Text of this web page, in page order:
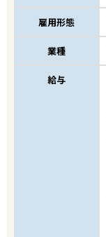
雇用形態
業種
給与